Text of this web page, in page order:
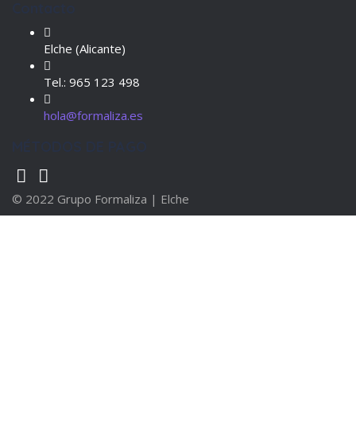
Elche (Alicante)
Tel.: 965 123 498
hola@formaliza.es
© 2022 Grupo Formaliza | Elche